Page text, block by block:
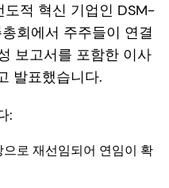
도적 혁신 기업인 DSM-
회에서 주주들이 연결
보고서를 포함한 이사
발표했습니다.
:
로 재선임되어 연임이 확